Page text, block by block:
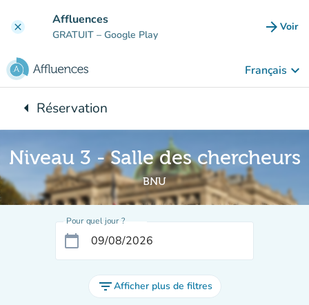
clear Affluences
GRATUIT – Google Play arrow_forward Voir
Français keyboard_arrow_down
arrow_leftRetour à :
Réservation
Niveau 3 - Salle des chercheurs
BNU
Pour quel jour ?
calendar_today
filter_listAfficher plus de filtres